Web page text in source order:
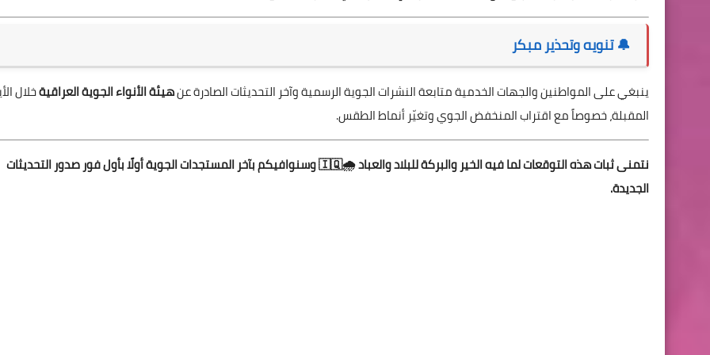
🔔 تنويه وتحذير مبكر
ينبغي على المواطنين والجهات الخدمية متابعة النشرات الجوية الرسمية وآخر التحديثات الصادرة عنهيئة الأنواء الجوية العراقيةخلال
المقبلة، خصوصاً مع اقتراب المنخفض الجوي وتغيّر أنماط الطقس.
نتمنى ثبات هذه التوقعات لما فيه الخير والبركة للبلاد والعباد 🌧️🇮🇶 وسنوافيكم بآخر المستجدات الجوية أولًا بأول فور صدور التحديثات
الجديدة.